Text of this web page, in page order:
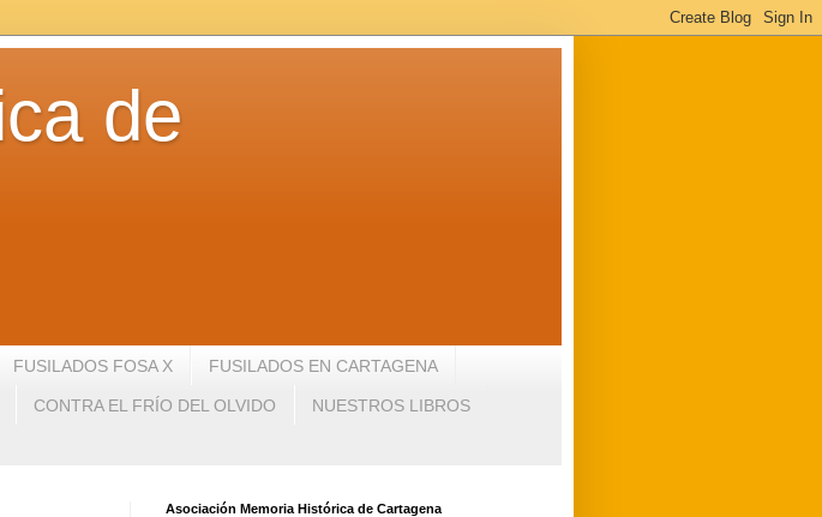
de
FUSILADOS FOSA X FUSILADOS EN CARTAGENA
CONTRA EL FRÍO DEL OLVIDO NUESTROS LIBROS
Asociación Memoria Histórica de Cartagena